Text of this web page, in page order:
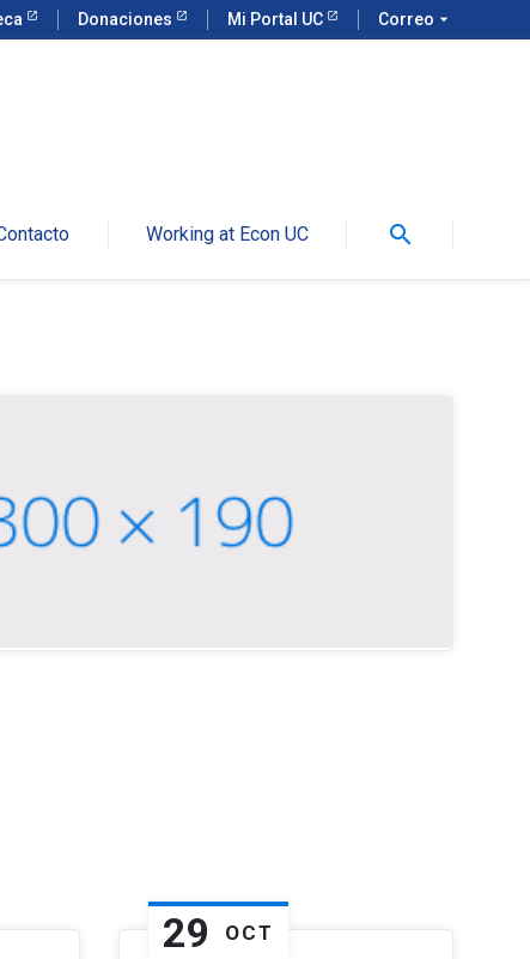
Donaciones Mi Portal UC Correo arrow_drop_down
Working at Econ UC search
29 OCT